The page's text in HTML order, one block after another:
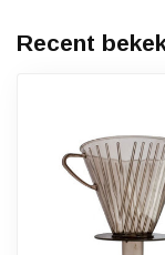
Recent